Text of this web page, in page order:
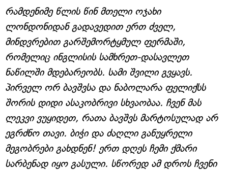
რამდენიმე წლის წინ მთელი ოჯახი
ლონდონიდან გადავედით ერთ ძველ,
მინდვრებით გარშემორტყმულ ფერმაში,
რომელიც ინგლისის სამხრეთ-დასავლეთ
ნაწილში მდებარეობს. სამი შვილი გვყავს.
პირველ ორ ბავშვსა და ნაბოლარა ფელიქსს
შორის დიდი ასაკობრივი სხვაობაა. ჩვენ მას
ლეკვი ვუყიდეთ, რათა ბავშვს მარტოსულად არ
ეგრძნო თავი. ბიჭი და ძაღლი განუყრელი
მეგობრები გახდნენ! ერთ დღეს ჩემი ქმარი
სარბენად იყო გასული. სწორედ ამ დროს ჩვენი